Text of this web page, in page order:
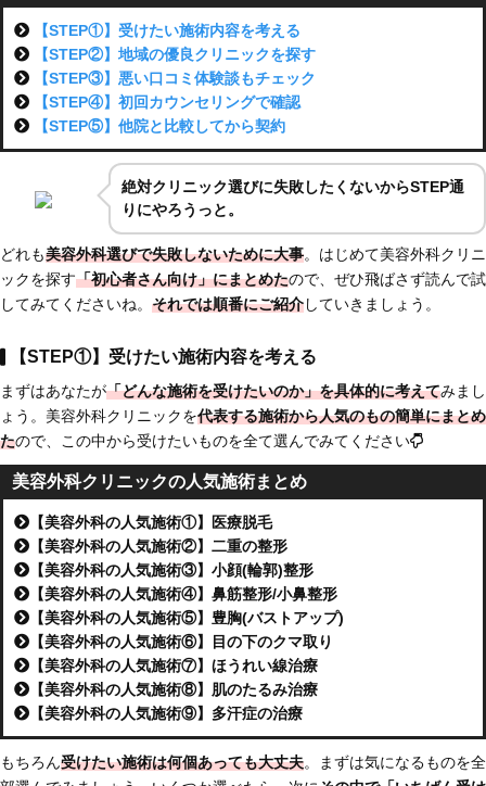
【STEP①】受けたい施術内容を考える
【STEP②】地域の優良クリニックを探す
【STEP③】悪い口コミ体験談もチェック
【STEP④】初回カウンセリングで確認
【STEP⑤】他院と比較してから契約
絶対クリニック選びに失敗したくないからSTEP通
りにやろうっと。
どれも美容外科選びで失敗しないために大事。はじめて美容外科クリニ
ックを探す「初心者さん向け」にまとめたので、ぜひ飛ばさず読んで試
してみてくださいね。 それでは順番にご紹介していきましょう。
【STEP①】受けたい施術内容を考える
まずはあなたが「どんな施術を受けたいのか」を具体的に考えてみまし
ょう。美容外科クリニックを代表する施術から人気のもの簡単にまとめ
たので、この中から受けたいものを全て選んでみてください
美容外科クリニックの人気施術まとめ
【美容外科の人気施術①】医療脱毛
【美容外科の人気施術②】二重の整形
【美容外科の人気施術③】小顔(輪郭)整形
【美容外科の人気施術④】鼻筋整形/小鼻整形
【美容外科の人気施術⑤】豊胸(バストアップ)
【美容外科の人気施術⑥】目の下のクマ取り
【美容外科の人気施術⑦】ほうれい線治療
【美容外科の人気施術⑧】肌のたるみ治療
【美容外科の人気施術⑨】多汗症の治療
もちろん受けたい施術は何個あっても大丈夫。まずは気になるものを全